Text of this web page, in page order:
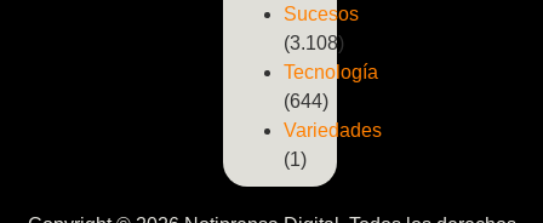
Sucesos
(3.108)
Tecnología
(644)
Variedades
(1)